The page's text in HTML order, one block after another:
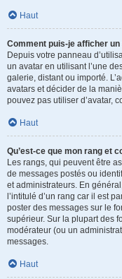
Haut
Comment puis-je afficher un
Depuis votre panneau
un avatar en utilisant l’une
galerie, distant ou importé.
avatars et décider de la
pouvez pas utiliser d’avatar,
Haut
Qu’est-ce que mon rang et
Les rangs, qui peuvent être
de messages postés ou
et administrateurs. En
l’intitulé d’un rang car il est
poster des messages sur le
supérieur. Sur la plupart des
modérateur (ou un
messages.
Haut